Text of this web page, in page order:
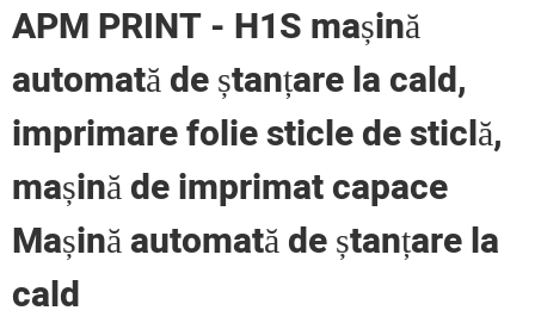
APM PRINT - H1S mașină
automată de ștanțare la cald,
imprimare folie sticle de sticlă,
mașină de imprimat capace
Mașină automată de ștanțare la
cald